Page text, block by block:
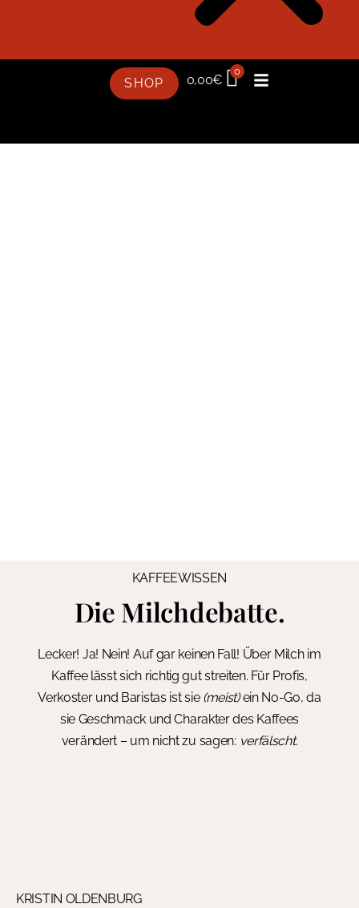
SHOP 0,00€
0
KAFFEEWISSEN
Die Milchdebatte.
Lecker! Ja! Nein! Auf gar keinen Fall! Über Milch im
Kaffee lässt sich richtig gut streiten. Für Profis,
Verkoster und Baristas ist sie (meist)ein No-Go, da
sie Geschmack und Charakter des Kaffees
verändert – um nicht zu sagen: verfälscht.
KRISTIN OLDENBURG